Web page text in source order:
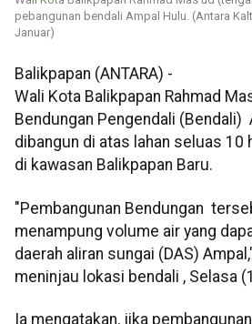
pebangunan bendali Ampal Hulu. (Antara
Januar)
Balikpapan (ANTARA) -
Wali Kota Balikpapan Rahmad
Bendungan Pengendali (Bendali)
dibangun di atas lahan seluas 10
di kawasan Balikpapan Baru.
"Pembangunan Bendungan
menampung volume air yang
daerah aliran sungai (DAS)
meninjau lokasi bendali , Selasa
Ia mengatakan, jika